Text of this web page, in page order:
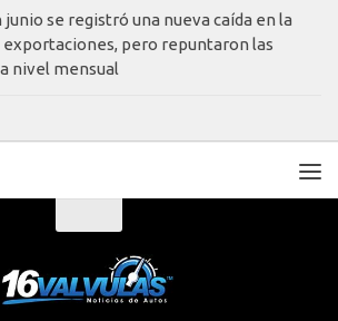
junio se registró una nueva caída en la
exportaciones, pero repuntaron las
nivel mensual